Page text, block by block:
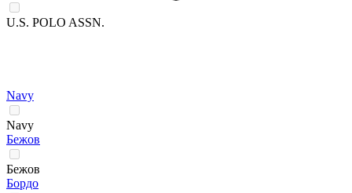
U.S. POLO ASSN.
Navy
Navy
Бежов
Бежов
Бордо